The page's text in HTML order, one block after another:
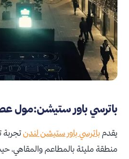
باترسي باور ستيشن:مول
يقدم باترسي باور ستيشن لندن
منطقة مليئة بالمطاعم والمقاهي،